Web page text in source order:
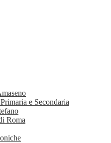
e Secondaria
Roma